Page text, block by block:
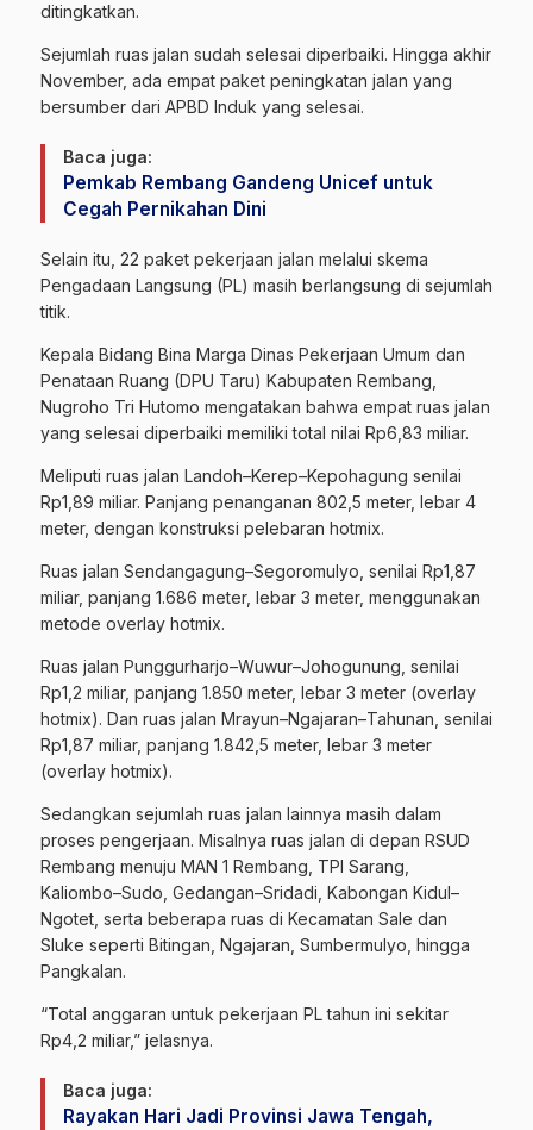
ditingkatkan.
Sejumlah ruas jalan sudah selesai diperbaiki. Hingga akhir
November, ada empat paket peningkatan jalan yang
bersumber dari APBD Induk yang selesai.
Baca juga:
Pemkab Rembang Gandeng Unicef untuk
Cegah Pernikahan Dini
Selain itu, 22 paket pekerjaan jalan melalui skema
Pengadaan Langsung (PL) masih berlangsung di sejumlah
titik.
Kepala Bidang Bina Marga Dinas Pekerjaan Umum dan
Penataan Ruang (DPU Taru) Kabupaten Rembang,
Nugroho Tri Hutomo mengatakan bahwa empat ruas jalan
yang selesai diperbaiki memiliki total nilai Rp6,83 miliar.
Meliputi ruas jalan Landoh–Kerep–Kepohagung senilai
Rp1,89 miliar. Panjang penanganan 802,5 meter, lebar 4
meter, dengan konstruksi pelebaran hotmix.
Ruas jalan Sendangagung–Segoromulyo, senilai Rp1,87
miliar, panjang 1.686 meter, lebar 3 meter, menggunakan
metode overlay hotmix.
Ruas jalan Punggurharjo–Wuwur–Johogunung, senilai
Rp1,2 miliar, panjang 1.850 meter, lebar 3 meter (overlay
hotmix). Dan ruas jalan Mrayun–Ngajaran–Tahunan, senilai
Rp1,87 miliar, panjang 1.842,5 meter, lebar 3 meter
(overlay hotmix).
Sedangkan sejumlah ruas jalan lainnya masih dalam
proses pengerjaan. Misalnya ruas jalan di depan RSUD
Rembang menuju MAN 1 Rembang, TPI Sarang,
Kaliombo–Sudo, Gedangan–Sridadi, Kabongan Kidul–
Ngotet, serta beberapa ruas di Kecamatan Sale dan
Sluke seperti Bitingan, Ngajaran, Sumbermulyo, hingga
Pangkalan.
“Total anggaran untuk pekerjaan PL tahun ini sekitar
Rp4,2 miliar,” jelasnya.
Baca juga:
Rayakan Hari Jadi Provinsi Jawa Tengah,